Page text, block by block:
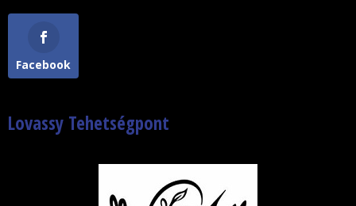
Facebook
Lovassy Tehetségpont